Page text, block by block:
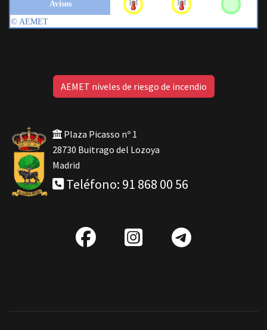
AEMET niveles de riesgo de incendio
Plaza Picasso nº 1
28730 Buitrago del Lozoya
Madrid
Teléfono: 91 868 00 56
fab
IG